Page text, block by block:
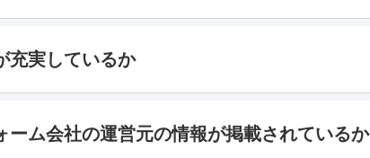
充実しているか
ーム会社の運営元の情報が掲載されているか